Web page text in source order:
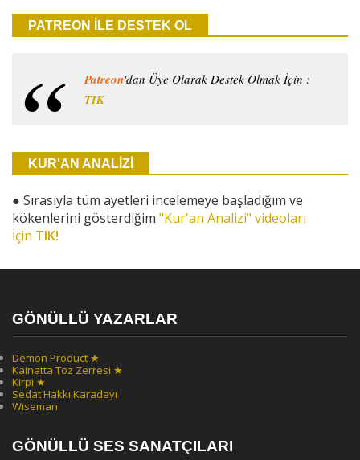
PATREON İLE DESTEK OL
Patreon'dan Üye Olarak Destek Olmak İçin :
TIK
KUR'AN ANALİZİ
● Sırasıyla tüm ayetleri incelemeye başladığım ve
kökenlerini gösterdiğim "Kur'an Analizi" videoları
İçin TIK!
GÖNÜLLÜ YAZARLAR
Demon Product ★
Kainatta Toz Zerresi ★
Kirpi ★
Sedat Hakkı Karadayı
Wiseman
GÖNÜLLÜ SES SANATÇILARI